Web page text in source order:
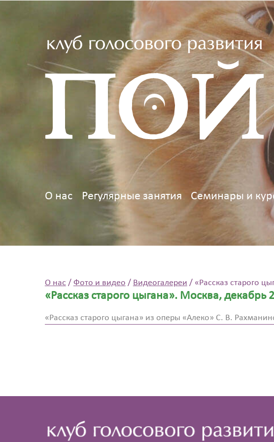
О нас Регулярные занятия Семинары и
О нас / Фото и видео / Видеогалереи / «Рассказ старого
«Рассказ старого цыгана». Москва, декабрь
«Рассказ старого цыгана» из оперы «Алеко» С. В.